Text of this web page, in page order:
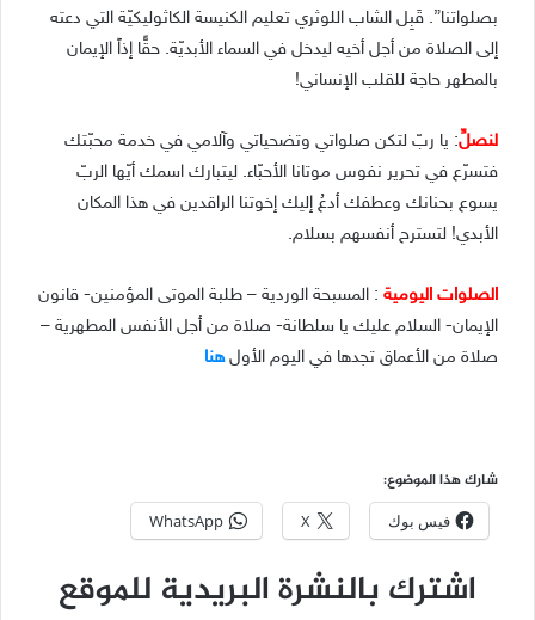
بصلواتنا”. قَبِل الشاب اللوثري تعليم الكنيسة الكاثوليكيّة التي دعته
إلى الصلاة من أجل أخيه ليدخل في السماء الأبديّة. حقًّا إذاً الإيمان
بالمطهر حاجة للقلب الإنساني!
لنصلِّ: يا ربّ لتكن صلواتي وتضحياتي وآلامي في خدمة محبّتك
فتسرّع في تحرير نفوس موتانا الأحبّاء. ليتبارك اسمك أيّها الربّ
يسوع بحنانك وعطفك أدعُ إليك إخوتنا الراقدين في هذا المكان
الأبدي! لتسترح أنفسهم بسلام.
الصلوات اليومية : المسبحة الوردية – طلبة الموتى المؤمنين- قانون
الإيمان- السلام عليك يا سلطانة- صلاة من أجل الأنفس المطهرية –
صلاة من الأعماق تجدها في اليوم الأولهنا
شارك هذا الموضوع:
فيس بوك X
WhatsApp
اشترك بالنشرة البريدية للموقع